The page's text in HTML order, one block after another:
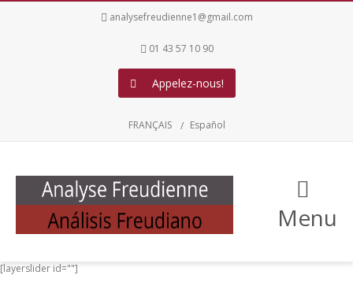
analysefreudienne1@gmail.com
01 43 57 10 90
Appelez-nous!
FRANÇAIS Español
Menu
[layerslider id=""]